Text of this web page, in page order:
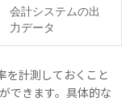
会計システムの出
力データ
を計測しておくこと
できます。具体的な